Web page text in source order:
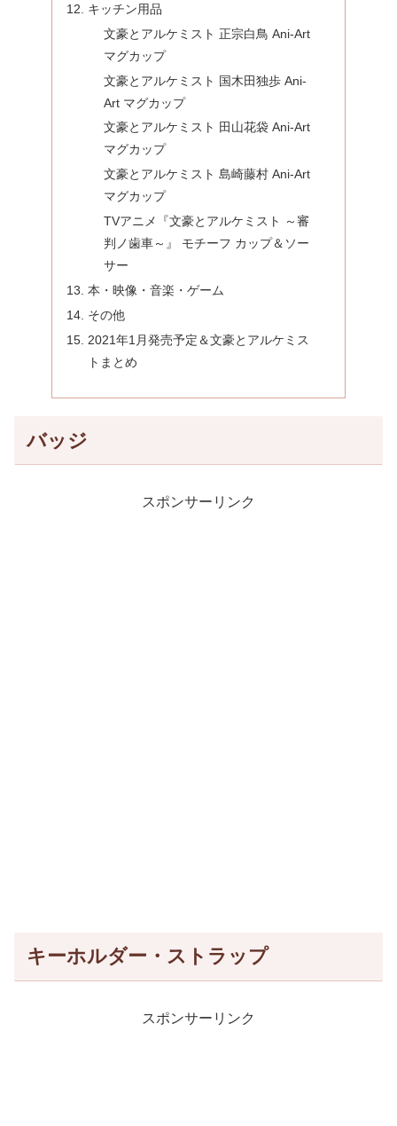
キッチン用品
文豪とアルケミスト 正宗白鳥 Ani-Art
マグカップ
文豪とアルケミスト 国木田独歩 Ani-
Art マグカップ
文豪とアルケミスト 田山花袋 Ani-Art
マグカップ
文豪とアルケミスト 島崎藤村 Ani-Art
マグカップ
TVアニメ『文豪とアルケミスト ～審
判ノ歯車～』 モチーフ カップ＆ソー
サー
本・映像・音楽・ゲーム
その他
2021年1月発売予定＆文豪とアルケミス
トまとめ
バッジ
スポンサーリンク
キーホルダー・ストラップ
スポンサーリンク